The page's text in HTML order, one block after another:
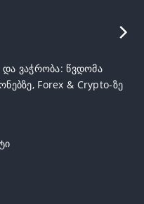
და ვაჭრობა: წვდომა
Forex & Crypto-ზე